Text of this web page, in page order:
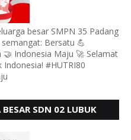
besar SMPN 35 Padang
Bersatu 💪
Indonesia Maju 🚀 Selamat
Indonesia! #HUTRI80
SDN 02 LUBUK